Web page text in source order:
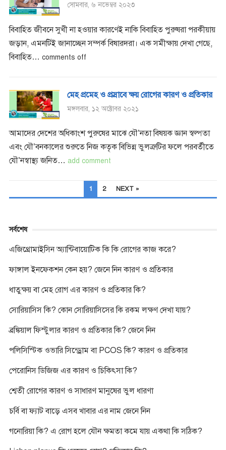
সোমবার, ৬ নভেম্বর ২০২৩
বিবাহিত জীবনে সুখী না হওয়ার কারণেই নাকি বিবাহিত পুরুষরা পরকীয়ায়
জড়ান, এমনটিই জানাচ্ছেন সম্পর্ক বিষারদরা। এক সমীক্ষায় দেখা গেছে,
বিবাহিত… comments off
মেহ প্রমেহ ও প্রস্রাবে ক্ষয় রোগের কারণ ও প্রতিকার
মঙ্গলবার, ১২ অক্টোবর ২০২১
আমাদের দেশের অধিকাংশ পুরুষের মাঝে যৌ’নতা বিষয়ক জ্ঞান স্বল্পতা
এবং যৌ’বনকালের শুরুতে নিজ কতৃক বিভিন্ন ভুলত্রুটির ফলে পরবর্তীতে
যৌ’নস্বাস্থ্য জনিত… add comment
PAGINATION
1 2 NEXT »
সর্বশেষ
এজিথ্রোমাইসিন অ্যান্টিবায়োটিক কি কি রোগের কাজ করে?
ফাঙ্গাল ইনফেকশন কেন হয়? জেনে নিন কারণ ও প্রতিকার
ধাতুক্ষয় বা মেহ রোগ এর কারণ ও প্রতিকার কি?
সোরিয়াসিস কি? কোন সোরিয়াসিসের কি রকম লক্ষণ দেখা যায়?
ব্রঙ্কিয়াল ফিস্টুলার কারণ ও প্রতিকার কি? জেনে নিন
পলিসিস্টিক ওভারি সিন্ড্রোম বা PCOS কি? কারণ ও প্রতিকার
পেরোনিস ডিজিজ এর কারণ ও চিকিৎসা কি?
শ্বেতী রোগের কারণ ও সাধারণ মানুষের ভুল ধারণা
চর্বি বা ফ্যাট বাড়ে এসব খাবার এর নাম জেনে নিন
গনোরিয়া কি? এ রোগ হলে যৌন ক্ষমতা কমে যায় একথা কি সঠিক?